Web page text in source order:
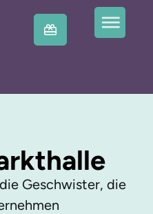
Geschwister, die